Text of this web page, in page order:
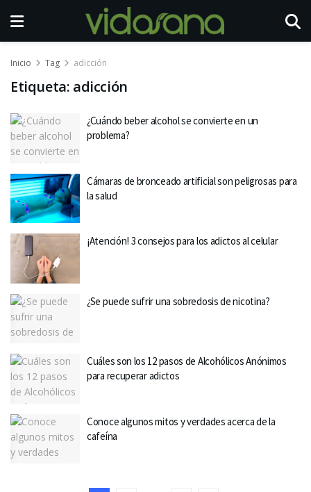
Inicio Tag adicción
Etiqueta: adicción
¿Cuándo beber alcohol se convierte en un
problema?
Cámaras de bronceado artificial son peligrosas para
la salud
¡Atención! 3 consejos para los adictos al celular
¿Se puede sufrir una sobredosis de nicotina?
Cuáles son los 12 pasos de Alcohólicos Anónimos
para recuperar adictos
Conoce algunos mitos y verdades acerca de la
cafeína